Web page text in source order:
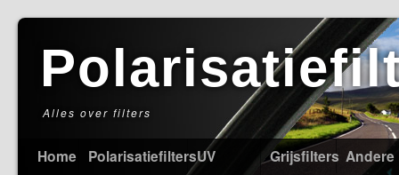
Alles over filters
Home PolarisatiefiltersUV
Grijsfilters Andere